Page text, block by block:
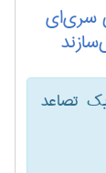
سری‌ای
تصاعد